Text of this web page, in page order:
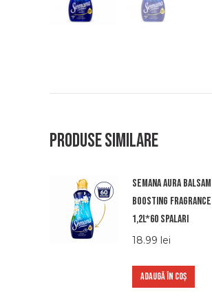
Produse similare
Semana aura
boosting
1,2l*60 spalari
18.99 lei
ADAUGĂ ÎN COȘ